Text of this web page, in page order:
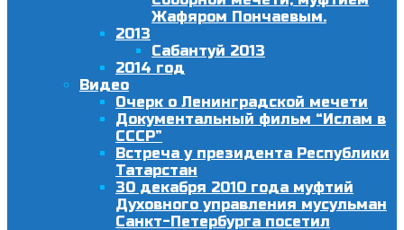
Жафяром Пончаевым.
2013
Сабантуй 2013
2014 год
Видео
Очерк о Ленинградской мечети
Документальный фильм “Ислам в
СССР”
Встреча у президента Республики
Татарстан
30 декабря 2010 года муфтий
Духовного управления мусульман
Санкт-Петербурга посетил